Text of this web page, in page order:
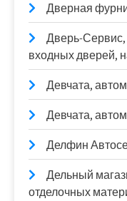
Дверная
Дверь-
входных дверей,
Девчата,
Девчата,
Делфин
Дельный
отделочных